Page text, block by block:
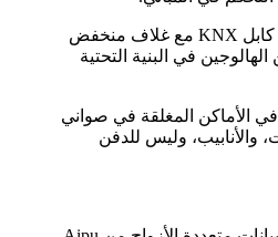
4. يمكن استخدام كابل KNX مع غلاف منخفض
في البنية التحتية
في الأماكن المغلقة في صواني
والأنابيب، وليس للدفن